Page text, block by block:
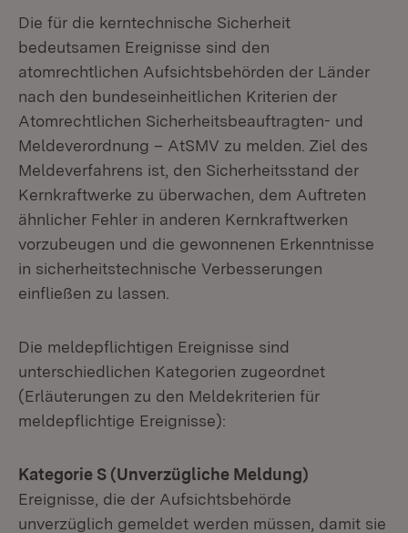
Die für die kerntechnische Sicherheit
bedeutsamen Ereignisse sind den
atomrechtlichen Aufsichtsbehörden der Länder
nach den bundeseinheitlichen Kriterien der
Atomrechtlichen Sicherheitsbeauftragten- und
Meldeverordnung – AtSMV zu melden. Ziel des
Meldeverfahrens ist, den Sicherheitsstand der
Kernkraftwerke zu überwachen, dem Auftreten
ähnlicher Fehler in anderen Kernkraftwerken
vorzubeugen und die gewonnenen Erkenntnisse
in sicherheitstechnische Verbesserungen
einfließen zu lassen.
Die meldepflichtigen Ereignisse sind
unterschiedlichen Kategorien zugeordnet
(Erläuterungen zu den Meldekriterien für
meldepflichtige Ereignisse):
Kategorie S (Unverzügliche Meldung)
Ereignisse, die der Aufsichtsbehörde
unverzüglich gemeldet werden müssen, damit sie